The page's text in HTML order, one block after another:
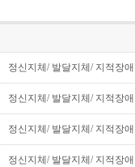
정신지체/ 발달지체/ 지적장
정신지체/ 발달지체/ 지적장
정신지체/ 발달지체/ 지적장
정신지체/ 발달지체/ 지적장